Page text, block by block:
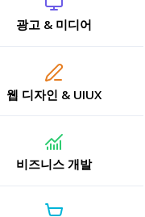
광고 & 미디어
웹 디자인 & UIUX
비즈니스 개발